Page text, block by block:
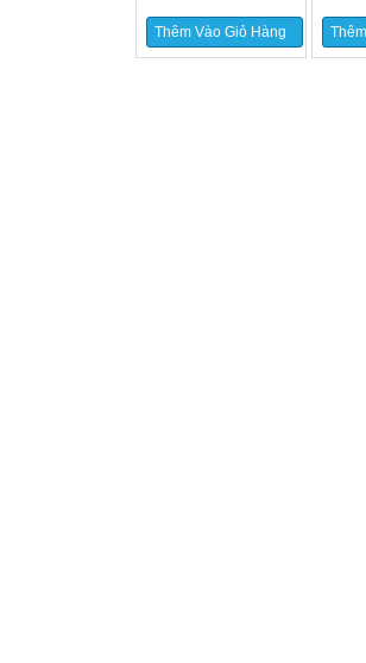
Thêm Vào Giỏ Hàng